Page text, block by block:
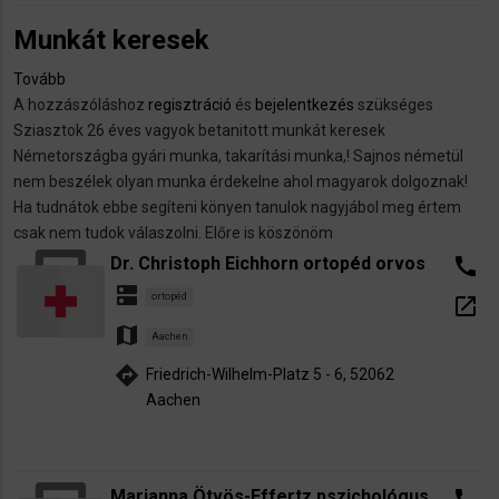
Munkát keresek
Tovább
keresek)
A hozzászóláshoz regisztráció és bejelentkezés szükséges
Sziasztok 26 éves vagyok betanitott munkát keresek
Németországba gyári munka, takarítási munka,! Sajnos németül
nem beszélek olyan munka érdekelne ahol magyarok dolgoznak!
Ha tudnátok ebbe segíteni könyen tanulok nagyjábol meg értem
csak nem tudok válaszolni. Előre is köszönöm
Dr. Christoph Eichhorn ortopéd orvos
dns ortopéd
map Aachen
directions Friedrich-Wilhelm-Platz 5 - 6, 52062
Aachen
call
open_in_new